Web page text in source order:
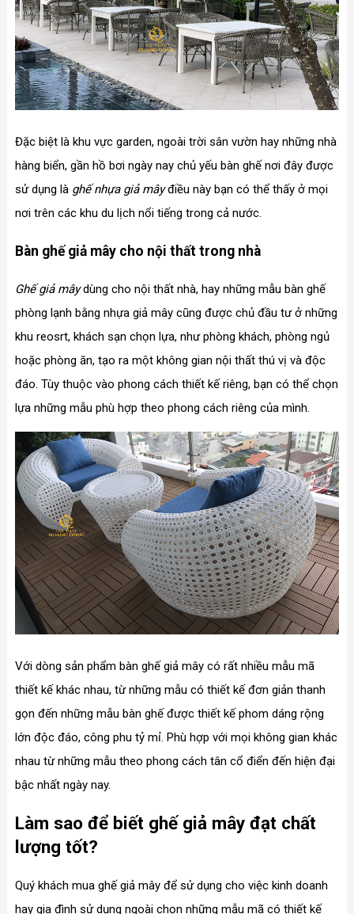
Đặc biệt là khu vực garden, ngoài trời sân vườn hay những nhà
hàng biển, gần hồ bơi ngày nay chủ yếu bàn ghế nơi đây được
sử dụng là ghế nhựa giả mâyđiều này bạn có thể thấy ở mọi
nơi trên các khu du lịch nổi tiếng trong cả nước.
Bàn ghế giả mây cho nội thất trong nhà
Ghế giả mâydùng cho nội thất nhà, hay những mẫu bàn ghế
phòng lạnh bằng nhựa giả mây cũng được chủ đầu tư ở những
khu reosrt, khách sạn chọn lựa, như phòng khách, phòng ngủ
hoặc phòng ăn, tạo ra một không gian nội thất thú vị và độc
đáo. Tùy thuộc vào phong cách thiết kế riêng, bạn có thể chọn
lựa những mẫu phù hợp theo phong cách riêng của mình.
Với dòng sản phẩm bàn ghế giả mây có rất nhiều mẫu mã
thiết kế khác nhau, từ những mẫu có thiết kế đơn giản thanh
gọn đến những mẫu bàn ghế được thiết kế phom dáng rộng
lớn độc đáo, công phu tỷ mỉ. Phù hợp với mọi không gian khác
nhau từ những mẫu theo phong cách tân cổ điển đến hiện đại
bậc nhất ngày nay.
Làm sao để biết ghế giả mây đạt chất
lượng tốt?
Quý khách mua ghế giả mây để sử dụng cho việc kinh doanh
hay gia đình sử dụng ngoài chọn những mẫu mã có thiết kế